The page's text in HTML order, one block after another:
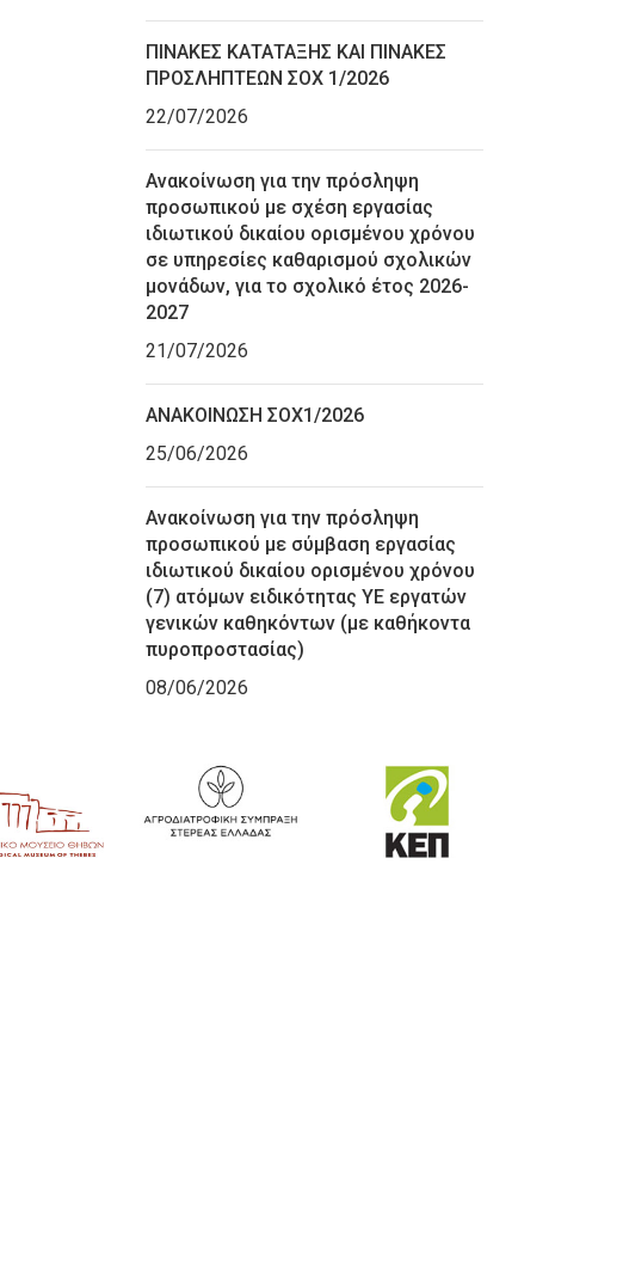
ΠΙΝΑΚΕΣ ΚΑΤΑΤΑΞΗΣ ΚΑΙ ΠΙΝΑΚΕΣ
ΠΡΟΣΛΗΠΤΕΩΝ ΣΟΧ 1/2026
22/07/2026
Ανακοίνωση για την πρόσληψη
προσωπικού με σχέση εργασίας
ιδιωτικού δικαίου ορισμένου χρόνου
σε υπηρεσίες καθαρισμού σχολικών
μονάδων, για το σχολικό έτος 2026-
2027
21/07/2026
ΑΝΑΚΟΙΝΩΣΗ ΣΟΧ1/2026
25/06/2026
Ανακοίνωση για την πρόσληψη
προσωπικού με σύμβαση εργασίας
ιδιωτικού δικαίου ορισμένου χρόνου
(7) ατόμων ειδικότητας ΥΕ εργατών
γενικών καθηκόντων (με καθήκοντα
πυροπροστασίας)
08/06/2026